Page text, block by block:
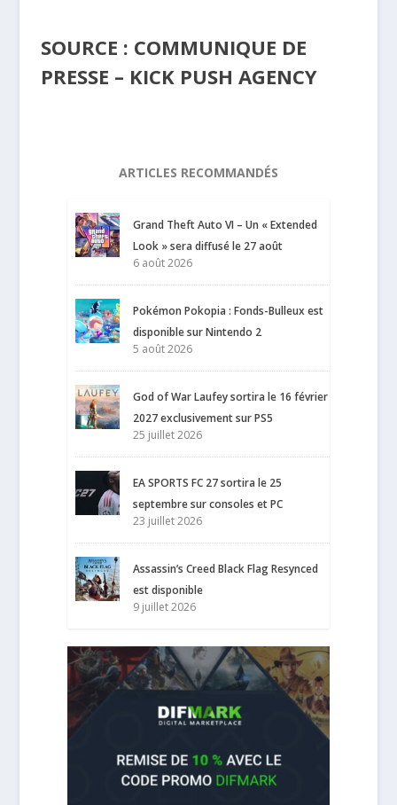
SOURCE : COMMUNIQUE DE
PRESSE – KICK PUSH AGENCY
ARTICLES RECOMMANDÉS
Grand Theft Auto VI – Un « Extended
Look » sera diffusé le 27 août
6 août 2026
Pokémon Pokopia : Fonds-Bulleux est
disponible sur Nintendo 2
5 août 2026
God of War Laufey sortira le 16 février
2027 exclusivement sur PS5
25 juillet 2026
EA SPORTS FC 27 sortira le 25
septembre sur consoles et PC
23 juillet 2026
Assassin’s Creed Black Flag Resynced
est disponible
9 juillet 2026